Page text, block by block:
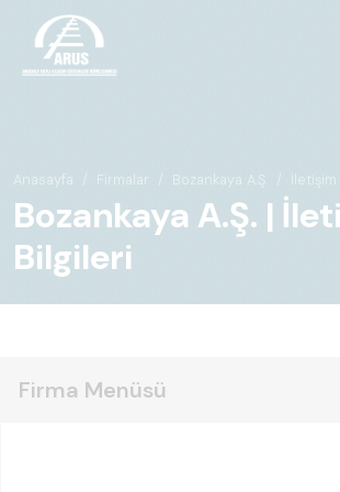
Anasayfa Firmalar Bozankaya A.Ş.
Bozankaya A.Ş. |
Bilgileri
Firma Menüsü